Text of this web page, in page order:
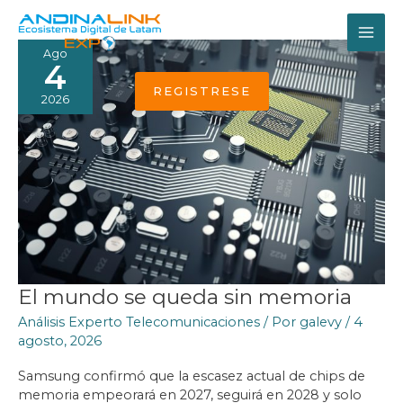
contenido
REGISTRESE
Ago
4
2026
El mundo se queda sin memoria
Análisis Experto Telecomunicaciones / Por galevy / 4
agosto, 2026
Samsung confirmó que la escasez actual de chips de
memoria empeorará en 2027, seguirá en 2028 y solo